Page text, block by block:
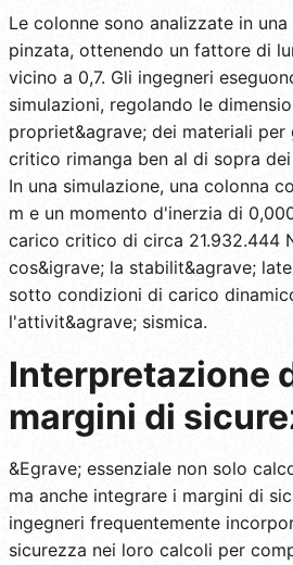
Le colonne sono analizzate in
pinzata, ottenendo un fattore di
vicino a 0,7. Gli ingegneri
simulazioni, regolando le
propriet&agrave; dei materiali
critico rimanga ben al di sopra
In una simulazione, una colonna
m e un momento d'inerzia di
carico critico di circa 21.932.444
cos&igrave; la stabilit&agrave;
sotto condizioni di carico
l'attivit&agrave; sismica.
Interpretazione
margini di
&Egrave; essenziale non solo
ma anche integrare i margini di
ingegneri frequentemente
sicurezza nei loro calcoli per